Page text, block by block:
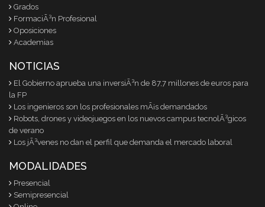
Grados
FormaciÃ³n Profesional
Oposiciones
Academias
NOTICIAS
El Gobierno aprueba una inversiÃ³n de 87,7 millones de euros para
la FP
Los ingenieros son los profesionales mÃ¡s demandados
Robots, drones y videojuegos en los nuevos campus tecnolÃ³gicos
de verano
Los jÃ³venes no dan el perfil que demanda el mercado laboral
MODALIDADES
Presencial
Semipresencial